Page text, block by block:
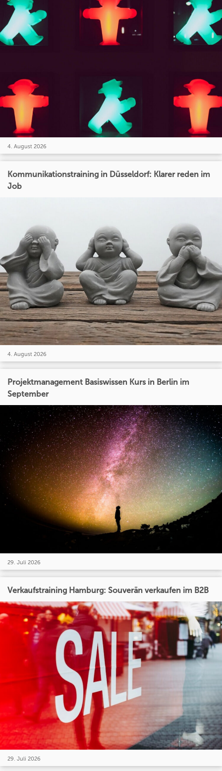
4. August 2026
Kommunikationstraining in Düsseldorf: Klarer reden im
Job
4. August 2026
Projektmanagement Basiswissen Kurs in Berlin im
September
29. Juli 2026
Verkaufstraining Hamburg: Souverän verkaufen im B2B
29. Juli 2026